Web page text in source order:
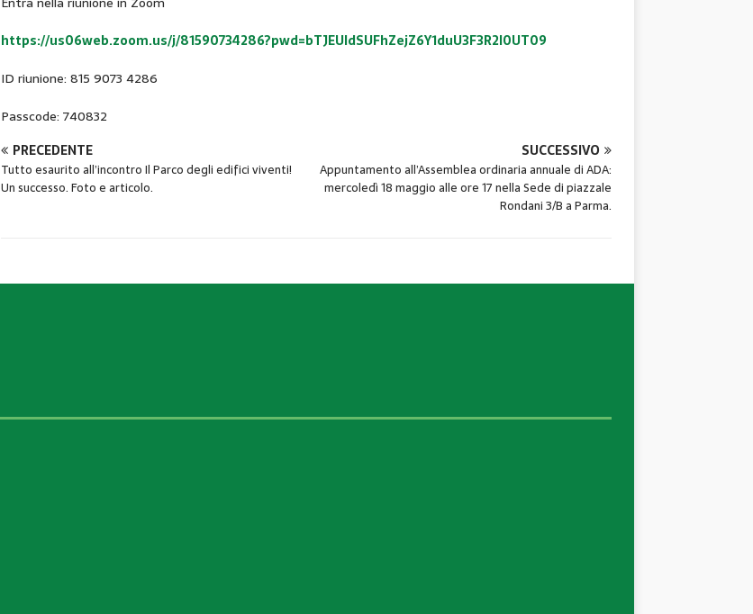
https://us06web.zoom.us/j/81590734286?pwd=bTJEUldSUFhZejZ6Y1duU3F3R2I0UT09
ID riunione: 815 9073 4286
Passcode: 740832
PRECEDENTE
Tutto esaurito all’incontro Il Parco degli edifici viventi!
Un successo. Foto e articolo.
SUCCESSIVO
Appuntamento all’Assemblea ordinaria annuale di ADA:
mercoledì 18 maggio alle ore 17 nella Sede di piazzale
Rondani 3/B a Parma.